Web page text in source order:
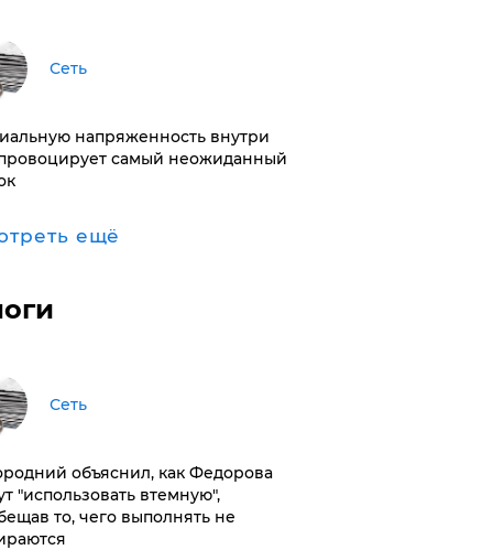
Сеть
напряженность внутри
самый неожиданный
ещё
Сеть
объяснил, как Федорова
"использовать втемную",
то, чего выполнять не